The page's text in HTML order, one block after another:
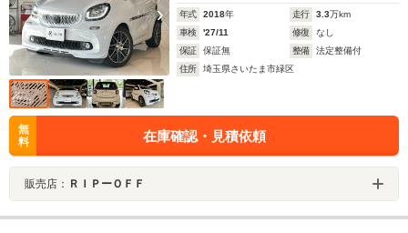
年式 2018年 走行 3.3万km
車検
'27/11 修復
なし
保証
保証無 整備
法定整備付
住所
埼玉県さいたま市緑区
無
料
在庫確認・見積依頼
販売店： ＲＩＰーＯＦＦ